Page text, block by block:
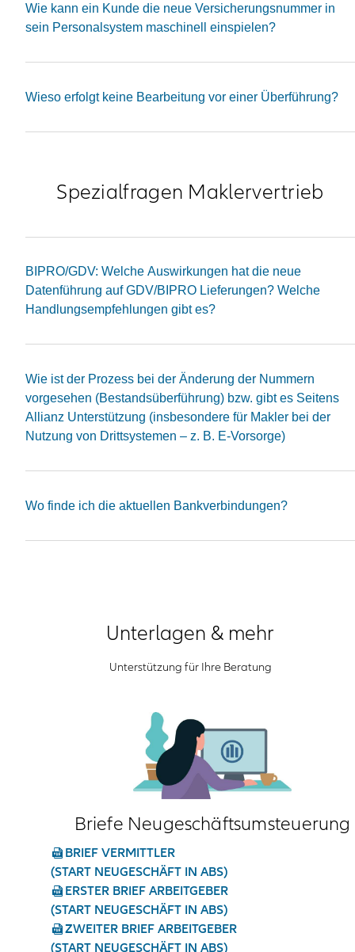
Wie kann ein Kunde die neue Versicherungsnummer in
sein Personalsystem maschinell einspielen?
Wieso erfolgt keine Bearbeitung vor einer Überführung?
Spezialfragen Maklervertrieb
BIPRO/GDV: Welche Auswirkungen hat die neue
Datenführung auf GDV/BIPRO Lieferungen? Welche
Handlungsempfehlungen gibt es?
Wie ist der Prozess bei der Änderung der Nummern
vorgesehen (Bestandsüberführung) bzw. gibt es Seitens
Allianz Unterstützung (insbesondere für Makler bei der
Nutzung von Drittsystemen – z. B. E-Vorsorge)
Wo finde ich die aktuellen Bankverbindungen?
Unterlagen & mehr
Unterstützung für Ihre Beratung
Briefe Neugeschäftsumsteuerung
BRIEF VERMITTLER
(START NEUGESCHÄFT IN ABS)
ERSTER BRIEF ARBEITGEBER
(START NEUGESCHÄFT IN ABS)
ZWEITER BRIEF ARBEITGEBER
(START NEUGESCHÄFT IN ABS)